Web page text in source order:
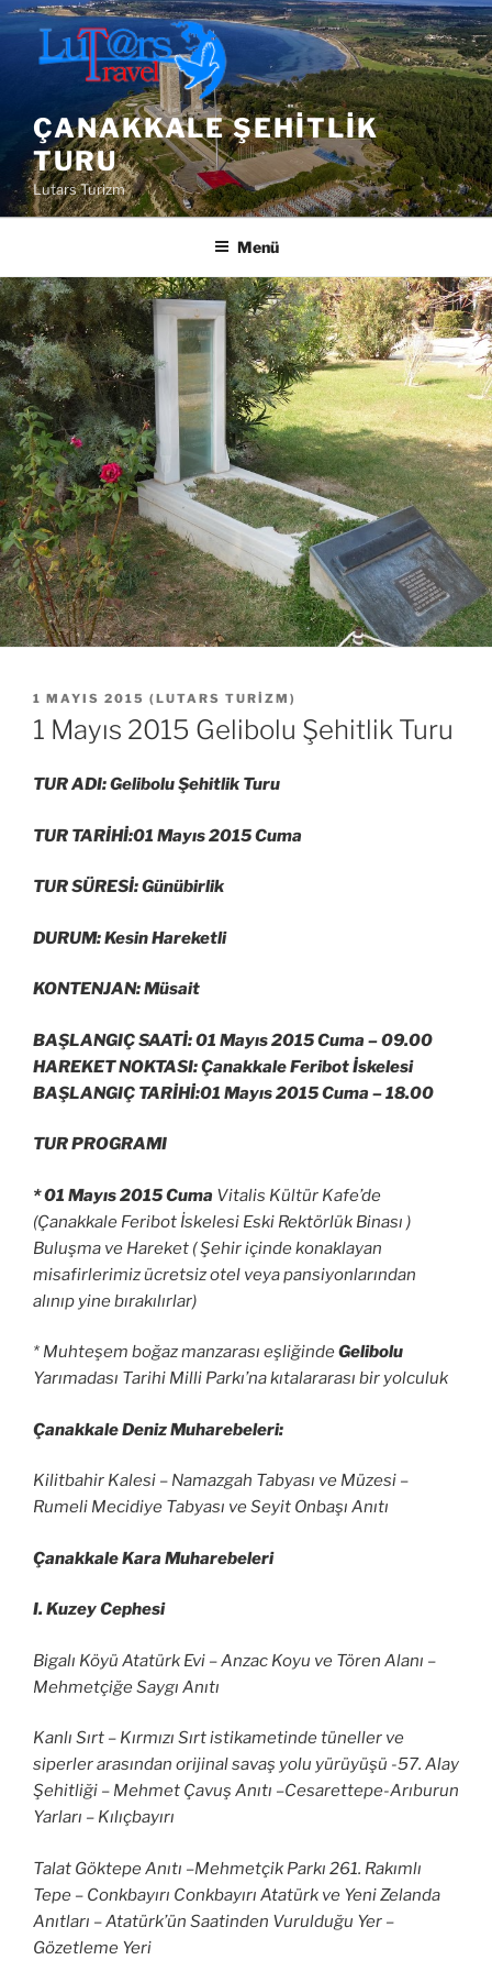
İçeriğe
geç
ÇANAKKALE ŞEHITLIK
TURU
Lutars Turizm
Menü
YAYIM
TARIHI
1 MAYIS 2015 ( LUTARS TURIZM )
1 Mayıs 2015 Gelibolu Şehitlik Turu
TUR ADI: Gelibolu Şehitlik Turu
TUR TARİHİ:01 Mayıs 2015 Cuma
TUR SÜRESİ: Günübirlik
DURUM: Kesin Hareketli
KONTENJAN: Müsait
BAŞLANGIÇ SAATİ: 01 Mayıs 2015 Cuma –09.00
HAREKET NOKTASI: Çanakkale Feribot İskelesi
BAŞLANGIÇ TARİHİ:01 Mayıs 2015 Cuma –18.00
TUR PROGRAMI
* 01 Mayıs 2015 Cuma Vitalis Kültür Kafe’de
(Çanakkale Feribot İskelesi Eski Rektörlük Binası )
Buluşma ve Hareket ( Şehir içinde konaklayan
misafirlerimiz ücretsiz otel veya pansiyonlarından
alınıp yine bırakılırlar)
* Muhteşem boğaz manzarası eşliğindeGelibolu
Yarımadası Tarihi Milli Parkı’na kıtalararası bir yolculuk
Çanakkale Deniz Muharebeleri:
Kilitbahir Kalesi – Namazgah Tabyası ve Müzesi –
Rumeli Mecidiye Tabyası ve Seyit Onbaşı Anıtı
Çanakkale Kara Muharebeleri
I. Kuzey Cephesi
Bigalı Köyü Atatürk Evi – Anzac Koyu ve Tören Alanı –
Mehmetçiğe Saygı Anıtı
Kanlı Sırt – Kırmızı Sırt istikametinde tüneller ve
siperler arasından orijinal savaş yolu yürüyüşü -57. Alay
Şehitliği – Mehmet Çavuş Anıtı –Cesarettepe-Arıburun
Yarları – Kılıçbayırı
Talat Göktepe Anıtı –Mehmetçik Parkı 261. Rakımlı
Tepe – Conkbayırı Conkbayırı Atatürk ve Yeni Zelanda
Anıtları – Atatürk’ün Saatinden Vurulduğu Yer –
Gözetleme Yeri